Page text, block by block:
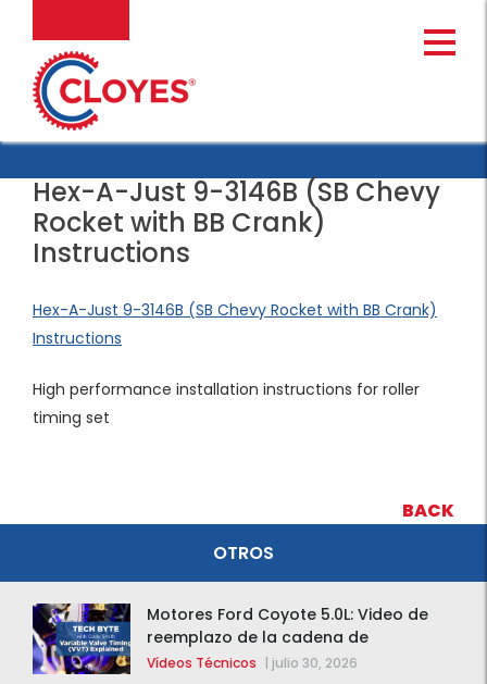
contenido
Hex-A-Just 9-3146B (SB Chevy
Rocket with BB Crank)
Instructions
Hex-A-Just 9-3146B (SB Chevy Rocket with BB Crank)
Instructions
High performance installation instructions for roller
timing set
BACK
OTROS
Motores Ford Coyote 5.0L: Video de
reemplazo de la cadena de
distribución de la F-150 2015 – 2020
Vídeos Técnicos | julio 30, 2026